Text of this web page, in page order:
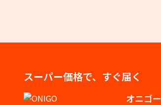
スーパー価格で、すぐ届く
オニゴー